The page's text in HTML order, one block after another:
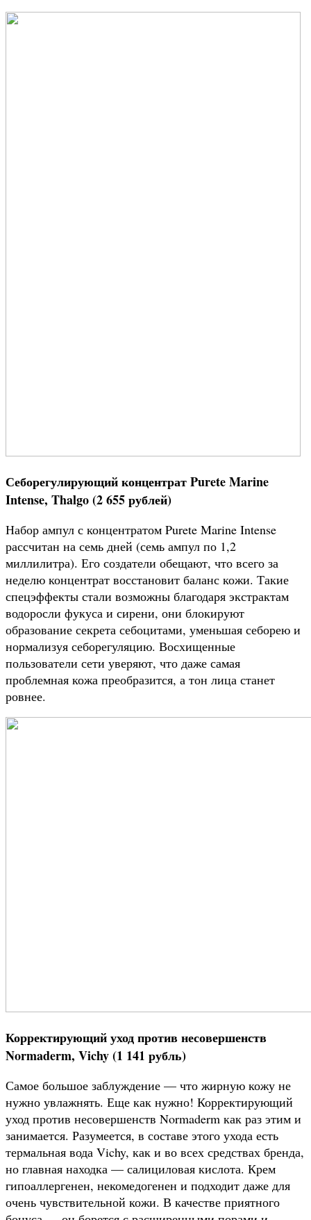
Себорегулирующий концентрат Purete Marine
Intense, Thalgo (2 655 рублей)
Набор ампул с концентратом Purete Marine Intense
рассчитан на семь дней (семь ампул по 1,2
миллилитра). Его создатели обещают, что всего за
неделю концентрат восстановит баланс кожи. Такие
спецэффекты стали возможны благодаря экстрактам
водоросли фукуса и сирени, они блокируют
образование секрета себоцитами, уменьшая себорею и
нормализуя себорегуляцию. Восхищенные
пользователи сети уверяют, что даже самая
проблемная кожа преобразится, а тон лица станет
ровнее.
Корректирующий уход против несовершенств
Normaderm, Vichy (1 141 рубль)
Самое большое заблуждение — что жирную кожу не
нужно увлажнять. Еще как нужно! Корректирующий
уход против несовершенств Normaderm как раз этим и
занимается. Разумеется, в составе этого ухода есть
термальная вода Vichy, как и во всех средствах бренда,
но главная находка — салициловая кислота. Крем
гипоаллергенен, некомедогенен и подходит даже для
очень чувствительной кожи. В качестве приятного